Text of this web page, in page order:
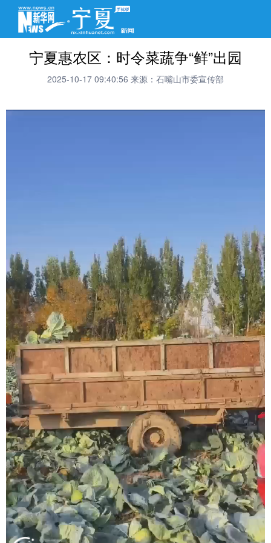
宁夏惠农区：时令菜蔬争“鲜”出园
2025-10-17 09:40:56 来源：石嘴山市委宣传部